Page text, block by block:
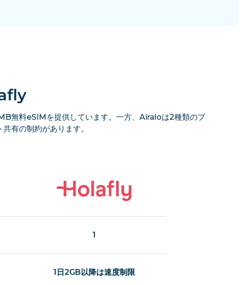
無料eSIMを提供しています。一方、Airaloは2種類のプ
有の制約があります。
1
1日2GB以降は速度制限